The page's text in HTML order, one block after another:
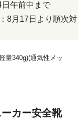
午前中まで
8月17日より順次対
量340g)(通気性メッ
カー安全靴